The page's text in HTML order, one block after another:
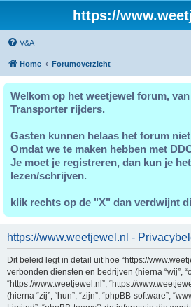
https://
V&A
Home Forumoverzicht
Welkom op het weetjewel forum,
Transporter rijders.
Gasten kunnen helaas het forum
Omdat we te maken hebben met
Je moet je registreren, dan kun je
lezen/schrijven.
klik rechts op de "X" dan verdwijnt
https://www.weetjewel.nl -
Dit beleid legt in detail uit hoe “https://
verbonden diensten en bedrijven (hierna “wij”,
“https://www.weetjewel.nl”, “https://
(hierna “zij”, “hun”, “zijn”, “phpBB-software”,